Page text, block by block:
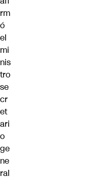
rm
ó
el
mi
nis
tro
se
cr
et
ari
o
ge
ne
ral